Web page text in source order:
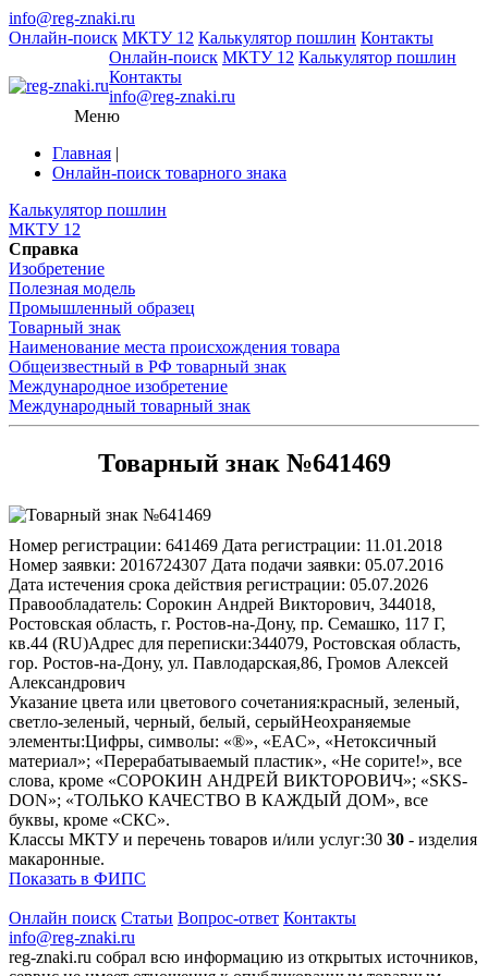
info@reg-znaki.ru
Онлайн-поиск МКТУ 12 Калькулятор пошлин Контакты
Онлайн-поиск МКТУ 12 Калькулятор пошлин
Контакты
info@reg-znaki.ru
Меню
Главная |
Онлайн-поиск товарного знака
Калькулятор пошлин
МКТУ 12
Справка
Изобретение
Полезная модель
Промышленный образец
Товарный знак
Наименование места происхождения товара
Общеизвестный в РФ товарный знак
Международное изобретение
Международный товарный знак
Товарный знак №641469
Номер регистрации: 641469 Дата регистрации: 11.01.2018
Номер заявки: 2016724307 Дата подачи заявки: 05.07.2016
Дата истечения срока действия регистрации: 05.07.2026
Правообладатель: Сорокин Андрей Викторович, 344018,
Ростовская область, г. Ростов-на-Дону, пр. Семашко, 117 Г,
кв.44 (RU)Адрес для переписки:344079, Ростовская область,
гор. Ростов-на-Дону, ул. Павлодарская,86, Громов Алексей
Александрович
Указание цвета или цветового сочетания:красный, зеленый,
светло-зеленый, черный, белый, серыйНеохраняемые
элементы:Цифры, символы: «®», «EAC», «Нетоксичный
материал»; «Перерабатываемый пластик», «Не сорите!», все
слова, кроме «СОРОКИН АНДРЕЙ ВИКТОРОВИЧ»; «SKS-
DON»; «ТОЛЬКО КАЧЕСТВО В КАЖДЫЙ ДОМ», все
буквы, кроме «СКС».
Классы МКТУ и перечень товаров и/или услуг:30 30 - изделия
макаронные.
Показать в ФИПС
Онлайн поиск Статьи Вопрос-ответ Контакты
info@reg-znaki.ru
reg-znaki.ru собрал всю информацию из открытых источников,